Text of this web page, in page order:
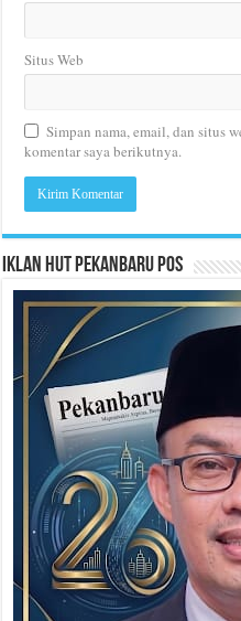
Situs Web
Simpan nama, email, dan situs
komentar saya berikutnya.
Iklan HUT Pekanbaru Pos